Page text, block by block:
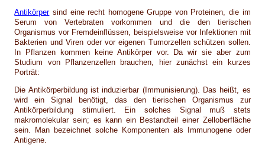
Antikörpersind eine recht homogene Gruppe von Proteinen, die im
Serum von Vertebraten vorkommen und die den tierischen
Organismus vor Fremdeinflüssen, beispielsweise vor Infektionen mit
Bakterien und Viren oder vor eigenen Tumorzellen schützen sollen.
In Pflanzen kommen keine Antikörper vor. Da wir sie aber zum
Studium von Pflanzenzellen brauchen, hier zunächst ein kurzes
Porträt:
Die Antikörperbildung ist induzierbar (Immunisierung). Das heißt, es
wird ein Signal benötigt, das den tierischen Organismus zur
Antikörperbildung stimuliert. Ein solches Signal muß stets
makromolekular sein; es kann ein Bestandteil einer Zelloberfläche
sein. Man bezeichnet solche Komponenten als Immunogene oder
Antigene.